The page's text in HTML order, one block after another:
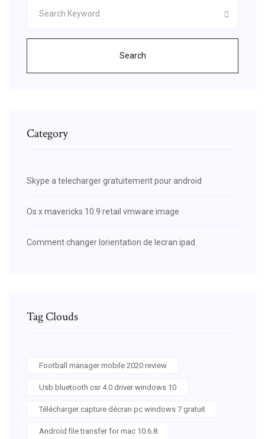
Search
Category
Skype a telecharger gratuitement pour android
Os x mavericks 10.9 retail vmware image
Comment changer lorientation de lecran ipad
Tag Clouds
Football manager mobile 2020 review
Usb bluetooth csr 4.0 driver windows 10
Télécharger capture décran pc windows 7 gratuit
Android file transfer for mac 10.6.8